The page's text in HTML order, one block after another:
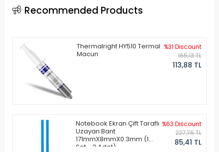
Recommended Products
Thermalright HY510 Termal
Macun
%31 Discount
165,13 TL
113,88 TL
Notebook Ekran Çift Taraflı
Uzayan Bant
171mmX8mmX0.3mm (1
Set - 2 Adet)
%63 Discount
227,76 TL
85,41 TL